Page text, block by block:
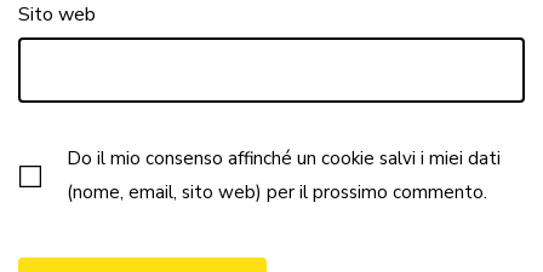
Sito web
Do il mio consenso affinché un cookie salvi i miei dati
(nome, email, sito web) per il prossimo commento.